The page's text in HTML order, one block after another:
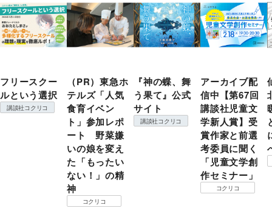
フリースクー
ルという選択
講談社コクリコ
（PR）東急ホ
テルズ「人気
食育イベン
ト」参加レポ
ート 野菜嫌
いの娘を変え
た「もったい
ない！」の精
神
コクリコ
『神の蝶、舞
う果て』公式
サイト
講談社コクリコ
アーカイブ配
信中【第67回
講談社児童文
学新人賞】受
賞作家と前選
考委員に聞く
「児童文学創
作セミナー」
コクリコ